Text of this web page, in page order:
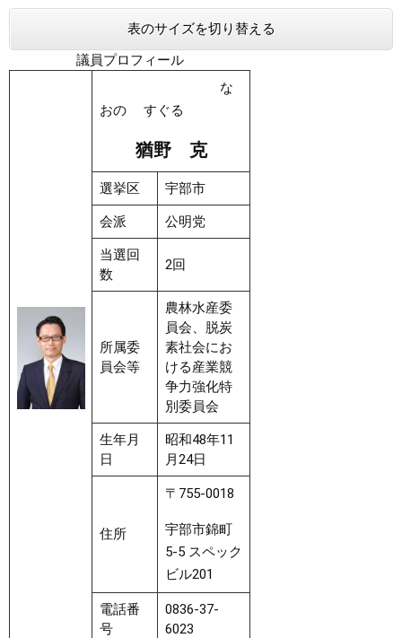
表のサイズを切り替える
議員プロフィール
な
おの すぐる
猶野 克
選挙区 宇部市
会派 公明党
当選回
数
2回
所属委
員会等
農林水産委
員会、脱炭
素社会にお
ける産業競
争力強化特
別委員会
生年月
日
昭和48年11
月24日
住所
〒755-0018
宇部市錦町
5-5 スペック
ビル201
電話番
号
0836-37-
6023